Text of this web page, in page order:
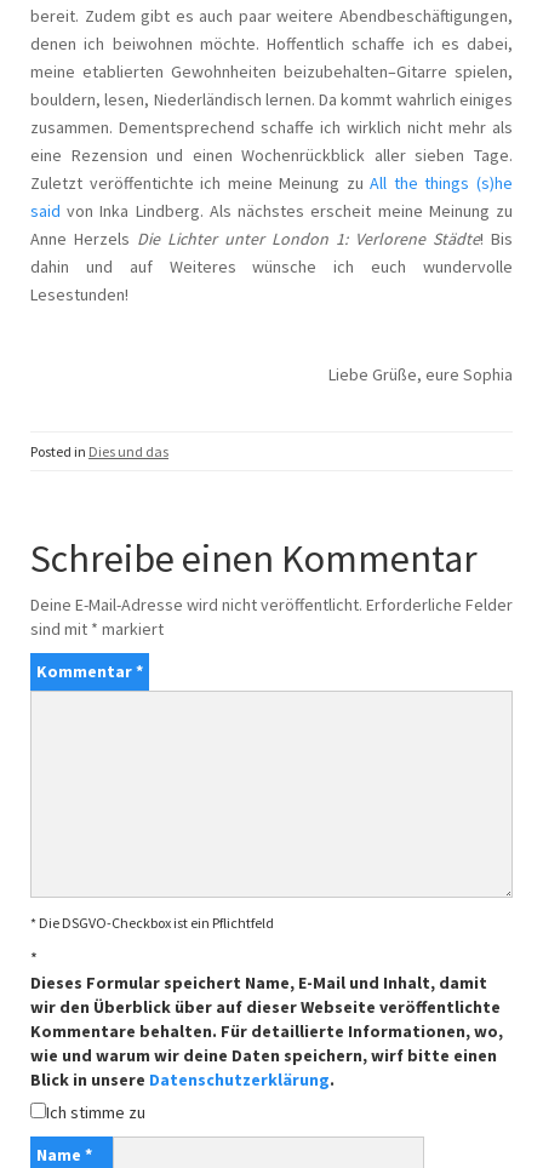
bereit. Zudem gibt es auch paar weitere Abendbeschäftigungen,
denen ich beiwohnen möchte. Hoffentlich schaffe ich es dabei,
meine etablierten Gewohnheiten beizubehalten–Gitarre spielen,
bouldern, lesen, Niederländisch lernen. Da kommt wahrlich einiges
zusammen. Dementsprechend schaffe ich wirklich nicht mehr als
eine Rezension und einen Wochenrückblick aller sieben Tage.
Zuletzt veröffentichte ich meine Meinung zuAll the things (s)he
said von Inka Lindberg. Als nächstes erscheit meine Meinung zu
Anne Herzels Die Lichter unter London 1: Verlorene Städte! Bis
dahin und auf Weiteres wünsche ich euch wundervolle
Lesestunden!
Liebe Grüße, eure Sophia
Posted in Dies und das
Schreibe einen Kommentar
Deine E-Mail-Adresse wird nicht veröffentlicht. Erforderliche Felder
sind mit * markiert
Kommentar*
* Die DSGVO-Checkbox ist ein Pflichtfeld
*
Dieses Formular speichert Name, E-Mail und Inhalt, damit
wir den Überblick über auf dieser Webseite veröffentlichte
Kommentare behalten. Für detaillierte Informationen, wo,
wie und warum wir deine Daten speichern, wirf bitte einen
Blick in unsere Datenschutzerklärung.
Ich stimme zu
Name *